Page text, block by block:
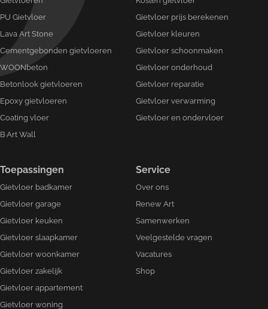
PU Gietvloer
Lava Art Stone
Cementgebonden gietvloeren
WOONbeton
Betonlook gietvloeren
Epoxy gietvloeren
Coating vloer
B·Art Wall
Gietvloer prijs berekenen
Gietvloer kleuren
Gietvloer schoonmaken
Gietvloer onderhoud
Gietvloer reparatie
Gietvloer verwarming
Gietvloer en ondervloer
Toepassingen
Gietvloer badkamer
Gietvloer garage
Gietvloer keuken
Gietvloer slaapkamer
Gietvloer woonkamer
Gietvloer zakelijk
Gietvloer appartement
Gietvloer woning
Service
Over ons
Renew Art
Samenwerken
Veelgestelde vragen
Vacatures
Shop